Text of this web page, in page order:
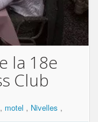
la 18e
Club
, motel , Nivelles ,